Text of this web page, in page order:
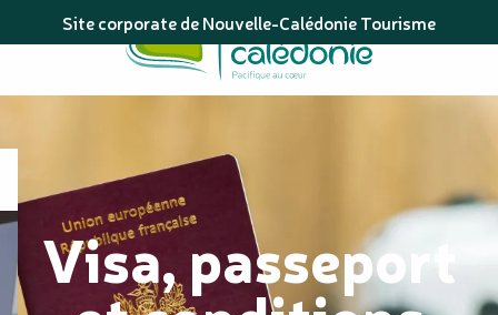
au
principal
Site corporate de Nouvelle-Calédonie Tourisme
Visa, passeport